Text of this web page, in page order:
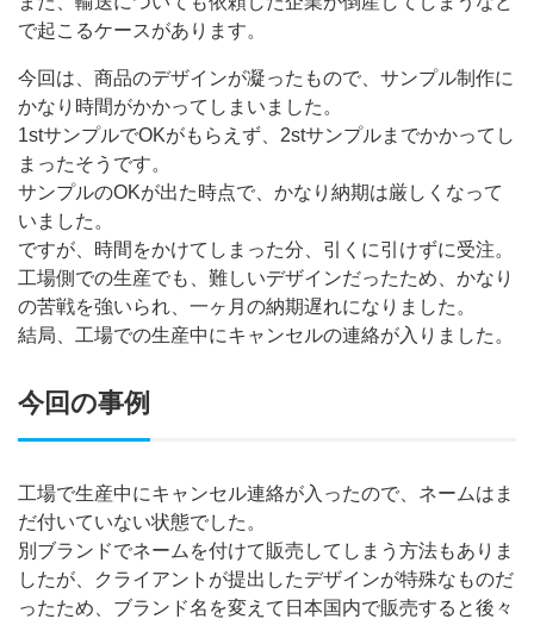
で起こるケースがあります。
今回は、商品のデザインが凝ったもので、サンプル制作に
かなり時間がかかってしまいました。
1stサンプルでOKがもらえず、2stサンプルまでかかってし
まったそうです。
サンプルのOKが出た時点で、かなり納期は厳しくなって
いました。
ですが、時間をかけてしまった分、引くに引けずに受注。
工場側での生産でも、難しいデザインだったため、かなり
の苦戦を強いられ、一ヶ月の納期遅れになりました。
結局、工場での生産中にキャンセルの連絡が入りました。
今回の事例
工場で生産中にキャンセル連絡が入ったので、ネームはま
だ付いていない状態でした。
別ブランドでネームを付けて販売してしまう方法もありま
したが、クライアントが提出したデザインが特殊なものだ
ったため、ブランド名を変えて日本国内で販売すると後々